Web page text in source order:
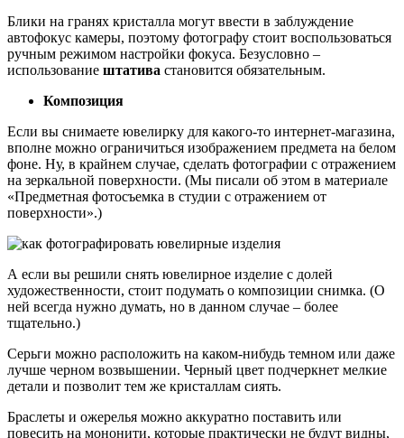
Блики на гранях кристалла могут ввести в заблуждение
автофокус камеры, поэтому фотографу стоит воспользоваться
ручным режимом настройки фокуса. Безусловно –
использование штатива становится обязательным.
Композиция
Если вы снимаете ювелирку для какого-то интернет-магазина,
вполне можно ограничиться изображением предмета на белом
фоне. Ну, в крайнем случае, сделать фотографии с отражением
на зеркальной поверхности. (Мы писали об этом в материале
«Предметная фотосъемка в студии с отражением от
поверхности».)
А если вы решили снять ювелирное изделие с долей
художественности, стоит подумать о композиции снимка. (О
ней всегда нужно думать, но в данном случае – более
тщательно.)
Серьги можно расположить на каком-нибудь темном или даже
лучше черном возвышении. Черный цвет подчеркнет мелкие
детали и позволит тем же кристаллам сиять.
Браслеты и ожерелья можно аккуратно поставить или
повесить на мононити, которые практически не будут видны,